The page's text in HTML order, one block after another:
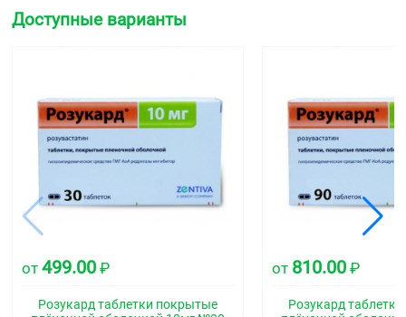
Доступные варианты
от 499.00 ₽
Розукард таблетки покрытые
от 810.00 ₽
Розукард